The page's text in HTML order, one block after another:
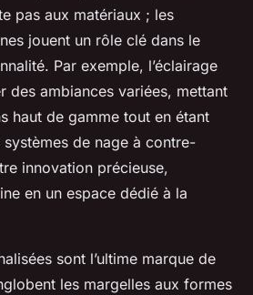
pas aux matériaux ; les
jouent un rôle clé dans le
Par exemple, l’éclairage
des ambiances variées, mettant
haut de gamme tout en étant
de nage à contre-
innovation précieuse,
en un espace dédié à la
sont l’ultime marque de
les margelles aux formes